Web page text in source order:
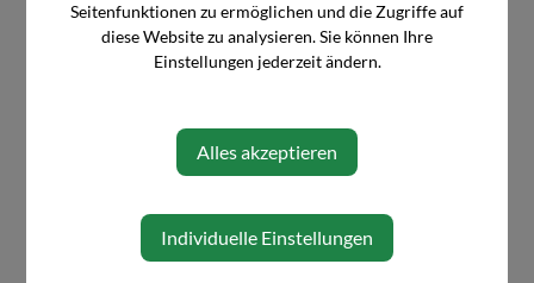
ERKLAERUNGZUMBAUPLATZ.PDF
Seitenfunktionen zu ermöglichen und die Zugriffe auf
diese Website zu analysieren. Sie können Ihre
Einstellungen jederzeit ändern.
Alles akzeptieren
Individuelle Einstellungen